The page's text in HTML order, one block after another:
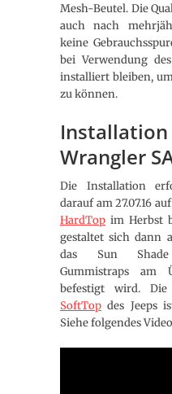
Mesh-Beutel. Die
auch nach
keine
bei Verwendung
installiert bleiben,
zu können.
Installation
Wrangler
Die Installation
darauf am 27.07.16
HardTop im Herbst
gestaltet sich dann
das Sun
Gummistraps am
befestigt wird.
SoftTop des Jeeps
Siehe folgendes